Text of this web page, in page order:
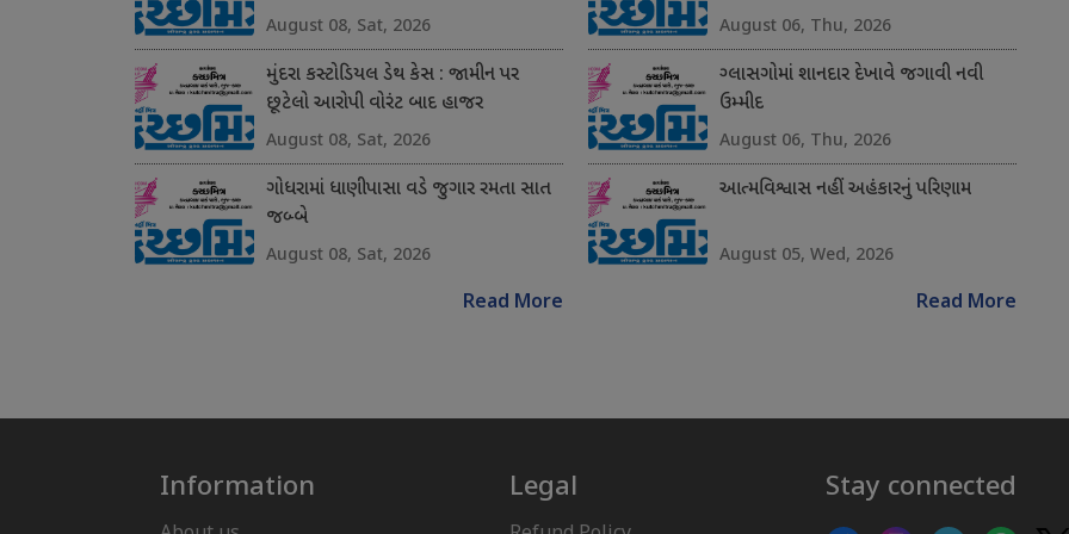
August 08, Sat, 2026
મુંદરા કસ્ટોડિયલ ડેથ કેસ : જામીન પર
છૂટેલો આરોપી વોરંટ બાદ હાજર
August 08, Sat, 2026
ગોધરામાં ધાણીપાસા વડે જુગાર રમતા સાત
જબ્બે
August 08, Sat, 2026
Read More
August 06, Thu, 2026
ગ્લાસગોમાં શાનદાર દેખાવે જગાવી નવી
ઉમ્મીદ
August 06, Thu, 2026
આત્મવિશ્વાસ નહીં અહંકારનું પરિણામ
August 05, Wed, 2026
Read More
Information Legal Stay connected